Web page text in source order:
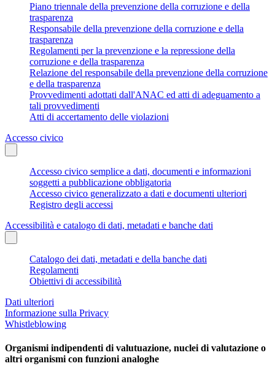
Piano triennale della prevenzione della corruzione e della
trasparenza
Responsabile della prevenzione della corruzione e della
trasparenza
Regolamenti per la prevenzione e la repressione della
corruzione e della trasparenza
Relazione del responsabile della prevenzione della corruzione
e della trasparenza
Provvedimenti adottati dall'ANAC ed atti di adeguamento a
tali provvedimenti
Atti di accertamento delle violazioni
Accesso civico
Accesso civico semplice a dati, documenti e informazioni
soggetti a pubblicazione obbligatoria
Accesso civico generalizzato a dati e documenti ulteriori
Registro degli accessi
Accessibilità e catalogo di dati, metadati e banche dati
Catalogo dei dati, metadati e della banche dati
Regolamenti
Obiettivi di accessibilità
Dati ulteriori
Informazione sulla Privacy
Whistleblowing
Organismi indipendenti di valutuazione, nuclei di valutazione o
altri organismi con funzioni analoghe